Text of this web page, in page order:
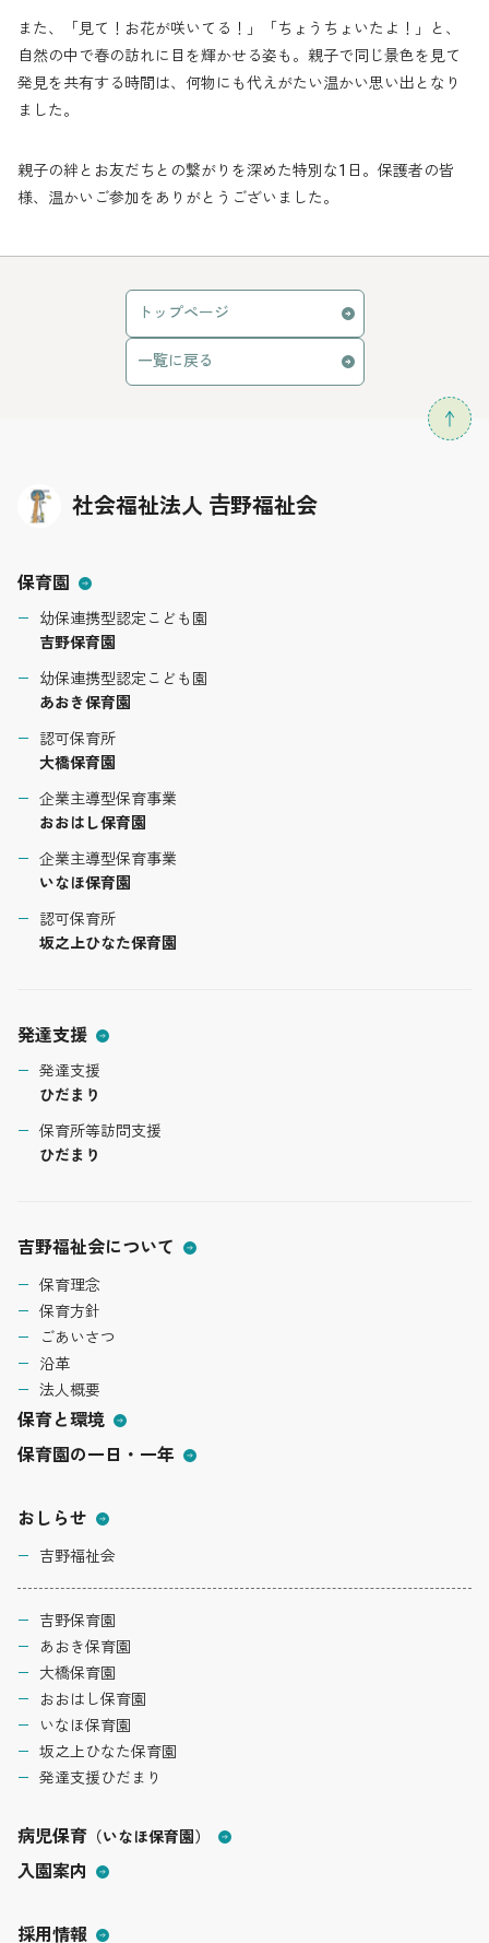
また、「見て！お花が咲いてる！」「ちょうちょいたよ！」と、
自然の中で春の訪れに目を輝かせる姿も。親子で同じ景色を見て
発見を共有する時間は、何物にも代えがたい温かい思い出となり
ました。
親子の絆とお友だちとの繋がりを深めた特別な1日。保護者の皆
様、温かいご参加をありがとうございました。
トップページ
一覧に戻る
社会福祉法人 𠮷野福祉会
保育園
幼保連携型認定こども園
吉野保育園
幼保連携型認定こども園
あおき保育園
認可保育所
大橋保育園
企業主導型保育事業
おおはし保育園
企業主導型保育事業
いなほ保育園
認可保育所
坂之上ひなた保育園
発達支援
発達支援
ひだまり
保育所等訪問支援
ひだまり
吉野福祉会について
保育理念
保育方針
ごあいさつ
沿革
法人概要
保育と環境
保育園の一日・一年
おしらせ
吉野福祉会
吉野保育園
あおき保育園
大橋保育園
おおはし保育園
いなほ保育園
坂之上ひなた保育園
発達支援ひだまり
病児保育 （いなほ保育園）
入園案内
採用情報